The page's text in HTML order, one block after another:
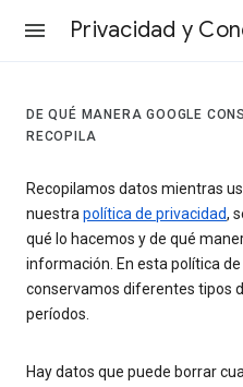
DE QUÉ MANERA GOOGLE
RECOPILA
Recopilamos datos mientras
nuestrapolítica de privacidad,
qué lo hacemos y de qué
información. En esta política
conservamos diferentes tipos
períodos.
Hay datos que puede borrar